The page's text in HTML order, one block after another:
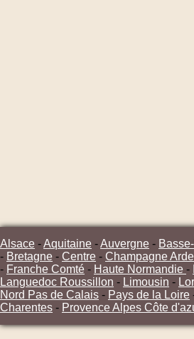
Alsace -Aquitaine -Auvergne -
- Bretagne - Centre - Champagne
- Franche Comté - Haute Normandie -
Languedoc Roussillon - Limousin -
Nord Pas de Calais - Pays de la Loire
Charentes - Provence Alpes Côte